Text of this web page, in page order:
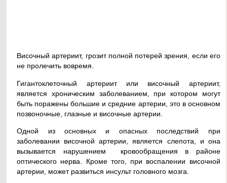
Височный артериит, грозит полной потерей зрения, если его
не пролечить вовремя.
Гигантоклеточный артериит или височный артериит,
является хроническим заболеванием, при котором могут
быть поражены большие и средние артерии, это в основном
позвоночные, глазные и височные артерии.
Одной из основных и опасных последствий при
заболевании височной артерии, является слепота, и она
вызывается нарушением кровообращения в районе
оптического нерва. Кроме того, при воспалении височной
артерии, может развиться инсульт головного мозга.